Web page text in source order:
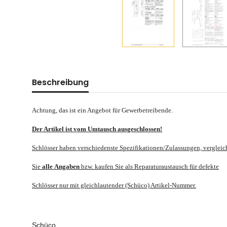
Beschreibung
Achtung, das ist ein Angebot für Gewerbetreibende.
Der Artikel ist vom Umtausch ausgeschlossen!
Schlösser haben verschiedenste Spezifikationen/Zulassungen,
Sie alle Angaben bzw. kaufen Sie als Reparaturaustausch für defekte
Schlösser nur mit gleichlautender (Schüco) Artikel-Nummer.
Schüco